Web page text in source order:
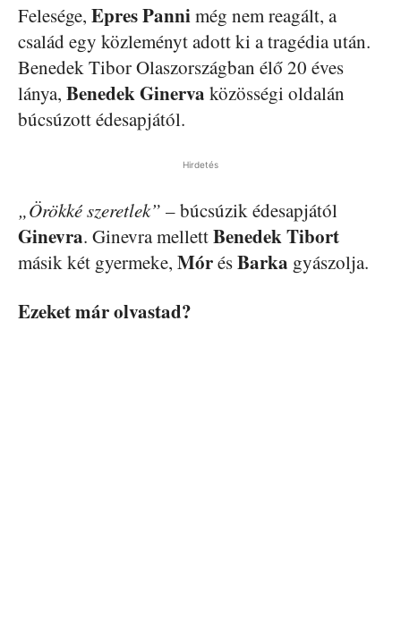
Felesége, Epres Pannimég nem reagált, a
család egy közleményt adott ki a tragédia után.
Benedek Tibor Olaszországban élő 20 éves
lánya, Benedek Ginerva közösségi oldalán
búcsúzott édesapjától.
Hirdetés
„Örökké szeretlek” – búcsúzik édesapjától
Ginevra. Ginevra mellettBenedek Tibort
másik két gyermeke, MórésBarka gyászolja.
Ezeket már olvastad?